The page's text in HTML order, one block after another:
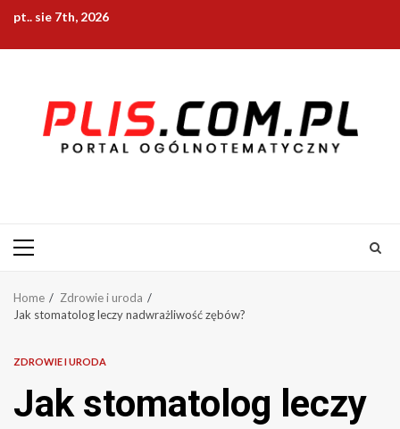
Skip
content
pt.. sie 7th, 2026
Primary
Home
Zdrowie i uroda
Jak stomatolog leczy nadwrażliwość zębów?
ZDROWIE I URODA
Jak stomatolog leczy